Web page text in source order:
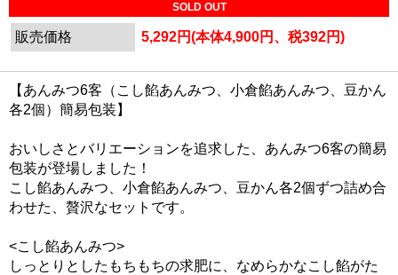
SOLD OUT
販売価格 5,292円(本体4,900円、税392円)
【あんみつ6客（こし餡あんみつ、小倉餡あんみつ、豆かん
各2個）簡易包装】
おいしさとバリエーションを追求した、あんみつ6客の簡易
包装が登場しました！
こし餡あんみつ、小倉餡あんみつ、豆かん各2個ずつ詰め合
わせた、贅沢なセットです。
<こし餡あんみつ>
しっとりとしたもちもちの求肥に、なめらかなこし餡がた